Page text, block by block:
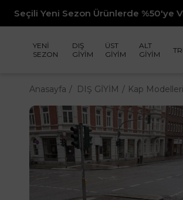
%50'ye Varan İndirim
YENİ
SEZON
DIŞ
GİYİM
ÜST
GİYİM
ALT
GİYİM
Anasayfa DIŞ GİYİM Kap Modelleri